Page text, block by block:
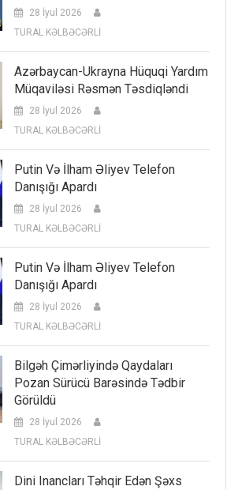
28 İyul 2026
TURAL KƏLBƏCƏRLİ
Azərbaycan-Ukrayna Hüquqi Yardım
Müqaviləsi Rəsmən Təsdiqləndi
28 İyul 2026
TURAL KƏLBƏCƏRLİ
Putin Və İlham Əliyev Telefon
Danışığı Apardı
28 İyul 2026
TURAL KƏLBƏCƏRLİ
Putin Və İlham Əliyev Telefon
Danışığı Apardı
28 İyul 2026
TURAL KƏLBƏCƏRLİ
Bilgəh Çimərliyində Qaydaları
Pozan Sürücü Barəsində Tədbir
Görüldü
28 İyul 2026
TURAL KƏLBƏCƏRLİ
Dini Inancları Təhqir Edən Şəxs